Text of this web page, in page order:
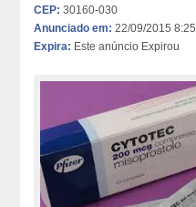
CEP: 30160-030
Anunciado em: 22/09/2015 8:25
Expira: Este anúncio Expirou